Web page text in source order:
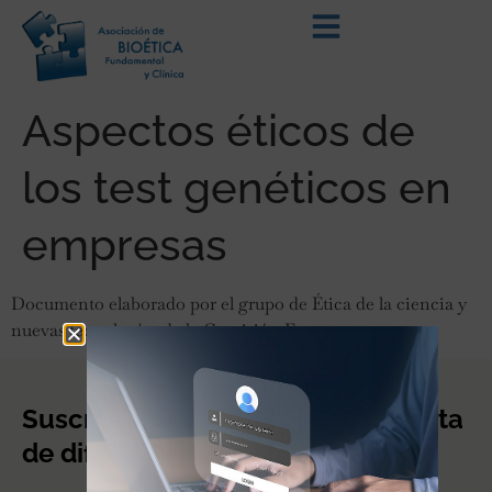
Aspectos éticos de
los test genéticos en
empresas
Documento elaborado por el grupo de Ética de la ciencia y
nuevas tecnologías de la Comisión Europea.
Suscríbete a nuestro boletín o lista
de difusión.